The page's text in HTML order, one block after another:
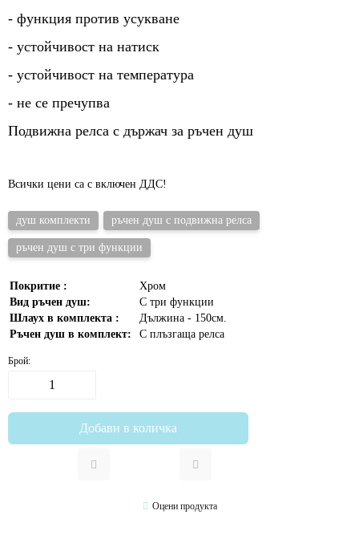
- функция против усукване
- устойчивост на натиск
- устойчивост на температура
- не се пречупва
Подвижна релса с държач за ръчен душ
Всички цени са с включен ДДС!
душ комплекти ръчен душ с подвижна релса
ръчен душ с три функции
Покритие :
Хром
Вид ръчен душ:
С три функции
Шлаух в комплекта :
Дължина - 150см.
Ръчен душ в комплект:
С плъзгаща релса
Брой:
Оцени продукта